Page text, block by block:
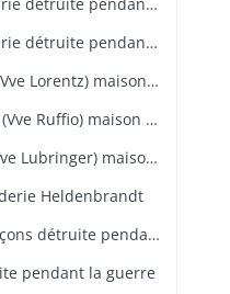
Bitschwiller-les-Thann : ancienne mairie détruite pendant la guerre
Bitschwiller-les-Thann : 10 rue Joffre (Vve Lorentz) maison détruite pendant la guerre
Bitschwiller-les-Thann : 47 Grand'rue (Vve Ruffio) maison détruite pendant la guerre
Bitschwiller-les-Thann : 5 rue Joffre (Vve Lubringer) maison détruite pendant la guerre
Heldenbrandt
Bitschwiller-les-Thann : école des garçons détruite pendant la guerre
pendant la guerre